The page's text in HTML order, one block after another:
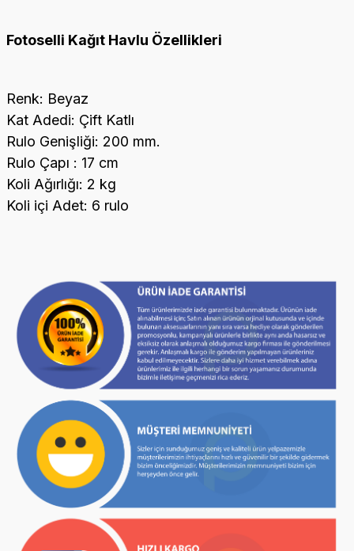
Fotoselli Kağıt Havlu Özellikleri
Renk: Beyaz
Kat Adedi: Çift Katlı
Rulo Genişliği: 200 mm.
Rulo Çapı : 17 cm
Koli Ağırlığı: 2 kg
Koli içi Adet: 6 rulo